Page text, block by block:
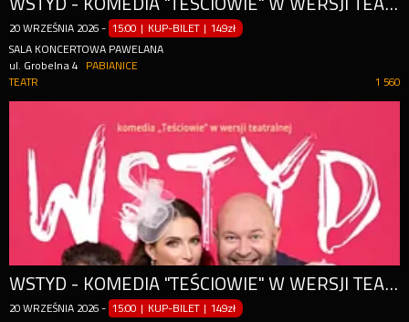
20 WRZEŚNIA 2026 - 15:00 | KUP-BILET |149zł
SALA KONCERTOWA PAWELANA
ul. Grobelna 4
PABIANICE
1 560
TEATR
WSTYD - KOMEDIA "TEŚCIOWIE" W WERSJI TEATRALNEJ
20 WRZEŚNIA 2026 - 15:00 | KUP-BILET |149zł